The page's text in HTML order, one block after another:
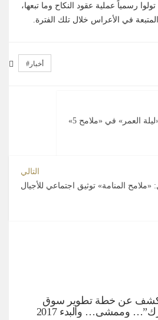
تولوا رسمياً عملية عقود النكاح وما تبعها،
في الأعراس خلال تلك الفترة.
أخبار
العمر» في «ملامح 5»
التالي
«ملامح المنامة» توثيق اجتماعي للأجيال
يكشف عن خطة تطوير سوق